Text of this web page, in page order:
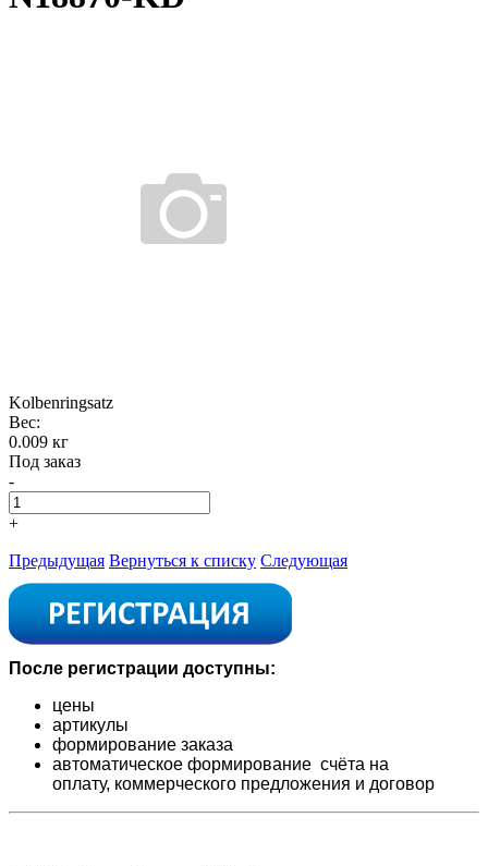
Kolbenringsatz
Вес:
0.009 кг
Под заказ
-
+
Предыдущая Вернуться к списку Следующая
После регистрации доступны:
цены
артикулы
формирование заказа
автоматическое формирование счёта на
оплату, коммерческого предложения и договор